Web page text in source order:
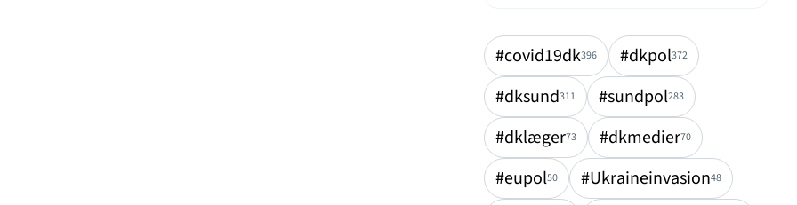
#covid19dk396 #dkpol372
#dksund311 #sundpol283
#dklæger73 #dkmedier70
#eupol50 #Ukraineinvasion48